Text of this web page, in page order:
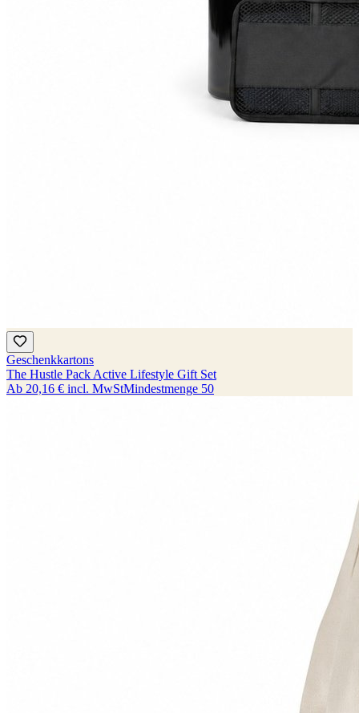
Geschenkkartons
The Hustle Pack Active Lifestyle Gift Set
Ab 20,16 € incl. MwStMindestmenge 50